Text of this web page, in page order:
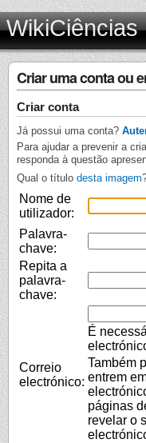
WikiCiências
Criar uma conta ou
Criar conta
Já possui uma conta?
Para ajudar a prevenir a
responda à questão
Qual o título desta imagem
Nome de
utilizador:
Palavra-
chave:
Repita a
palavra-
chave:
Correio
electrónico:
É
Também
entrem
páginas
revelar o